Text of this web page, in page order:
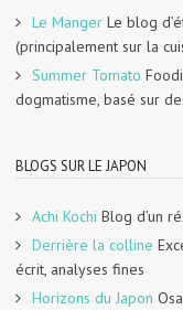
Le Manger Le blog
(principalement sur la
Summer Tomato
dogmatisme, basé sur
BLOGS SUR LE JAPON
Achi Kochi Blog d’un
Derrière la colline
écrit, analyses fines
Horizons du Japon